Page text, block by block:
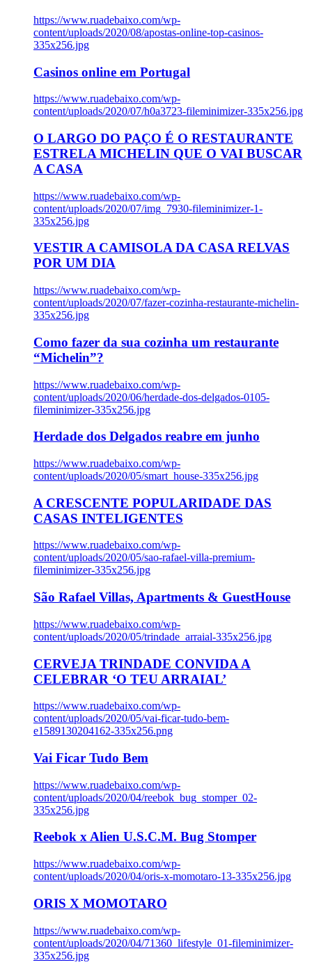
https://www.ruadebaixo.com/wp-
content/uploads/2020/08/apostas-online-top-casinos-
335x256.jpg
Casinos online em Portugal
https://www.ruadebaixo.com/wp-
content/uploads/2020/07/h0a3723-fileminimizer-335x256.jpg
O LARGO DO PAÇO É O RESTAURANTE
ESTRELA MICHELIN QUE O VAI BUSCAR
A CASA
https://www.ruadebaixo.com/wp-
content/uploads/2020/07/img_7930-fileminimizer-1-
335x256.jpg
VESTIR A CAMISOLA DA CASA RELVAS
POR UM DIA
https://www.ruadebaixo.com/wp-
content/uploads/2020/07/fazer-cozinha-restaurante-michelin-
335x256.jpg
Como fazer da sua cozinha um restaurante
“Michelin”?
https://www.ruadebaixo.com/wp-
content/uploads/2020/06/herdade-dos-delgados-0105-
fileminimizer-335x256.jpg
Herdade dos Delgados reabre em junho
https://www.ruadebaixo.com/wp-
content/uploads/2020/05/smart_house-335x256.jpg
A CRESCENTE POPULARIDADE DAS
CASAS INTELIGENTES
https://www.ruadebaixo.com/wp-
content/uploads/2020/05/sao-rafael-villa-premium-
fileminimizer-335x256.jpg
São Rafael Villas, Apartments & GuestHouse
https://www.ruadebaixo.com/wp-
content/uploads/2020/05/trindade_arraial-335x256.jpg
CERVEJA TRINDADE CONVIDA A
CELEBRAR ‘O TEU ARRAIAL’
https://www.ruadebaixo.com/wp-
content/uploads/2020/05/vai-ficar-tudo-bem-
e1589130204162-335x256.png
Vai Ficar Tudo Bem
https://www.ruadebaixo.com/wp-
content/uploads/2020/04/reebok_bug_stomper_02-
335x256.jpg
Reebok x Alien U.S.C.M. Bug Stomper
https://www.ruadebaixo.com/wp-
content/uploads/2020/04/oris-x-momotaro-13-335x256.jpg
ORIS X MOMOTARO
https://www.ruadebaixo.com/wp-
content/uploads/2020/04/71360_lifestyle_01-fileminimizer-
335x256.jpg